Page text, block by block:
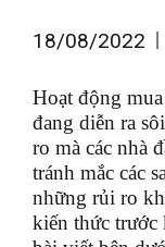
18/08/2022
Hoạt động
đang diễn ra
ro mà các nhà
tránh mắc các
những rủi ro
kiến thức